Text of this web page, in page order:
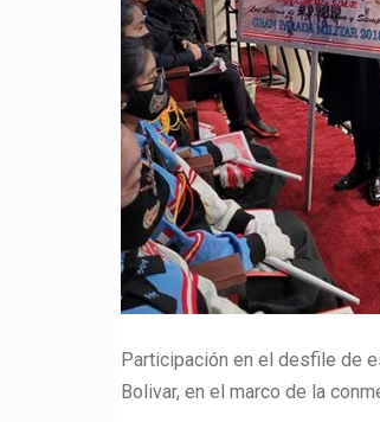
Participación en el desfile de
Bolivar, en el marco de la